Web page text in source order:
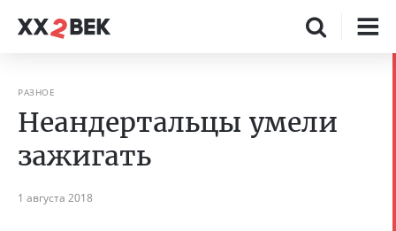
РАЗНОЕ
Неандертальцы умели
зажигать
1 августа 2018